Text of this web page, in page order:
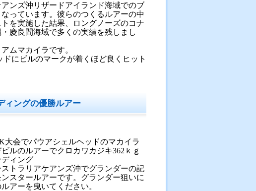
ンズ沖リザードアイランド海域でのブ
っています。彼らのつくるルアーの中
を実施した結果、ロングノーズのコナ
慶良間海域で多くの実績を残しまし
ムマカイラです。
にビルのマークが着くほど良くヒット
ィングの優勝ルアー
大会でパウアシェルヘッドのマカイラ
ルのルアーでクロカワカジキ362ｋｇ
ィング
トラリアケアンズ沖でグランダーの記
スタールアーです。グランダー狙いに
アーを曳いてください。